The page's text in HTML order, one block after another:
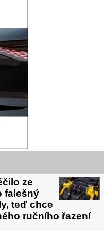
ze
falešný
teď chce
ručního řazení